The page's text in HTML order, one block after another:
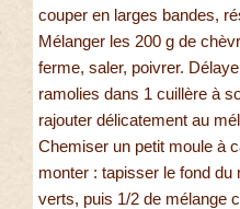
couper en larges bandes,
Mélanger les 200 g de
ferme, saler, poivrer.
ramolies dans 1 cuillère à
rajouter délicatement au
Chemiser un petit moule à
monter : tapisser le fond
verts, puis 1/2 de mélange